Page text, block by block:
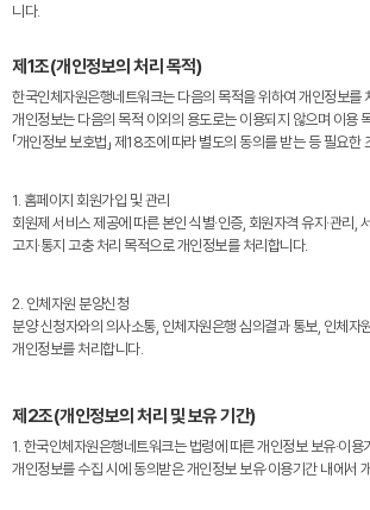
니다.
제1조(개인정보의 처리 목적)
한국인체자원은행네트워크는 다음의 목적을 위하여 개인정보를
개인정보는 다음의 목적 이외의 용도로는 이용되지 않으며 이용
「개인정보 보호법」 제18조에 따라 별도의 동의를 받는 등 필요
1. 홈페이지 회원가입 및 관리
회원제 서비스 제공에 따른 본인 식별·인증, 회원자격 유지·관리,
고지·통지 고충 처리 목적으로 개인정보를 처리합니다.
2. 인체자원 분양신청
분양 신청자와의 의사소통, 인체자원은행 심의결과 통보, 인체자
개인정보를 처리합니다.
제2조(개인정보의 처리 및 보유 기간)
1. 한국인체자원은행네트워크는 법령에 따른 개인정보 보유·이용
개인정보를 수집 시에 동의받은 개인정보 보유·이용기간 내에서